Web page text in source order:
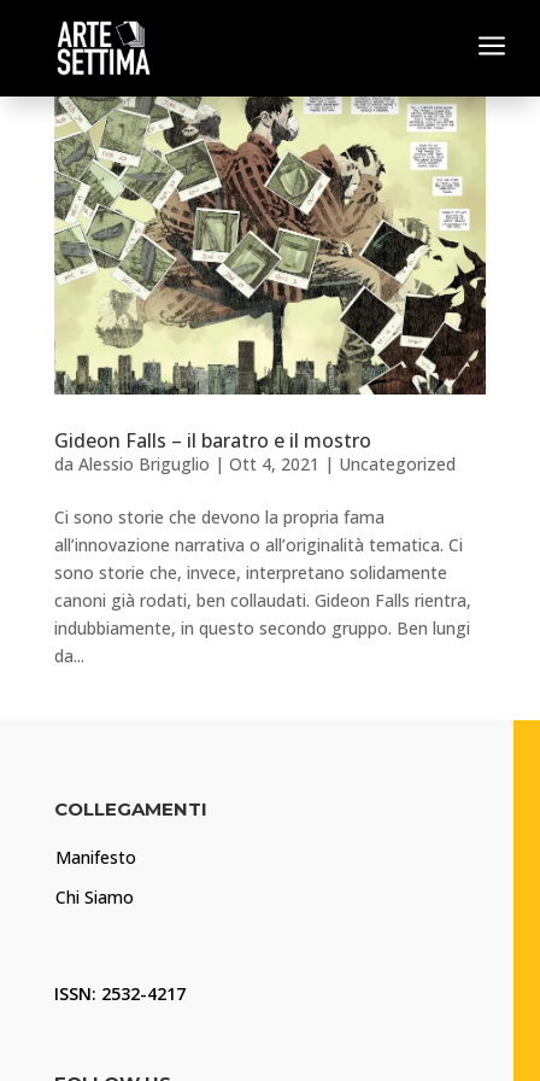
a
Gideon Falls – il baratro e il mostro
da Alessio Briguglio | Ott 4, 2021 | Uncategorized
Ci sono storie che devono la propria fama
all’innovazione narrativa o all’originalità tematica. Ci
sono storie che, invece, interpretano solidamente
canoni già rodati, ben collaudati. Gideon Falls rientra,
indubbiamente, in questo secondo gruppo. Ben lungi
da...
COLLEGAMENTI
Manifesto
Chi Siamo
ISSN: 2532-4217